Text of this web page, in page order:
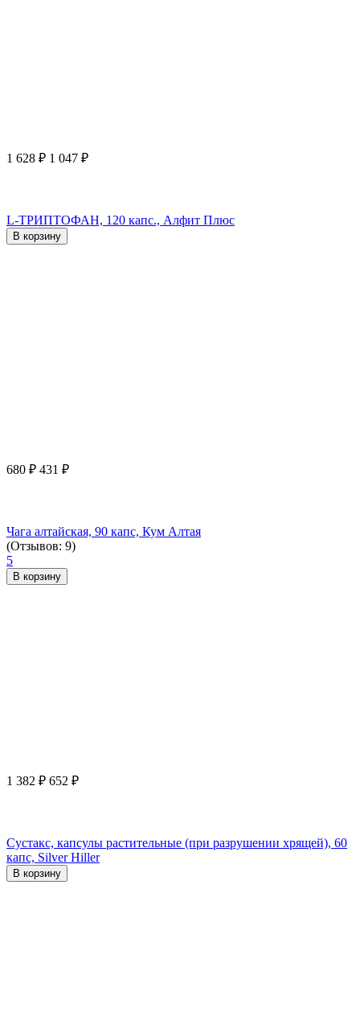
1 628 ₽ 1 047 ₽
L-ТРИПТОФАН, 120 капс., Алфит Плюс
В корзину
680 ₽ 431 ₽
Чага алтайская, 90 капс, Кум Алтая
(Отзывов: 9)
5
В корзину
1 382 ₽ 652 ₽
Сустакс, капсулы растительные (при разрушении хрящей), 60
капс, Silver Hiller
В корзину